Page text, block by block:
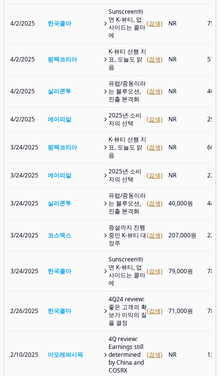
4/2/2025 한국콜마
Sunscreen하
면 K-뷰티, 업
사이드는 콜마
에
(검색) NR
4/2/2025 펌텍코리아
K-뷰티 선행 지
표, 오늘도 맑
음
(검색) NR
4/2/2025 실리콘투
유럽/중동이라
는 블루오션,
진출 본격화
(검색) NR
4/2/2025 에이피알
2025년 소비
자의 선택
(검색) NR
3/24/2025 펌텍코리아
K-뷰티 선행 지
표, 오늘도 맑
음
(검색) NR
3/24/2025 에이피알
2025년 소비
자의 선택
(검색) NR
3/24/2025 실리콘투
유럽/중동이라
는 블루오션,
진출 본격화
(검색) 40,000원
3/24/2025 코스맥스
증설까지 진행
중인 K-뷰티 대
장주
(검색) 207,000원
3/24/2025 한국콜마
Sunscreen하
면 K-뷰티, 업
사이드는 콜마
에
(검색) 79,000원
2/26/2025 한국콜마
4Q24 review:
좋은 고객의 확
보가 이익의 질
을 결정
(검색) 71,000원
2/10/2025 아모레퍼시픽
4Q review:
Earnings still
determined
by China and
COSRX
(검색) NR